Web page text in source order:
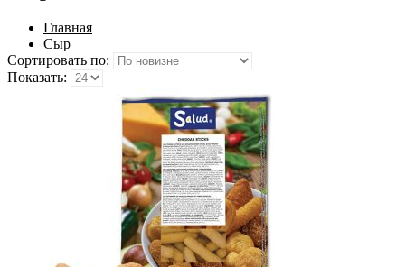
Главная
Сыр
Сортировать по:
Показать: